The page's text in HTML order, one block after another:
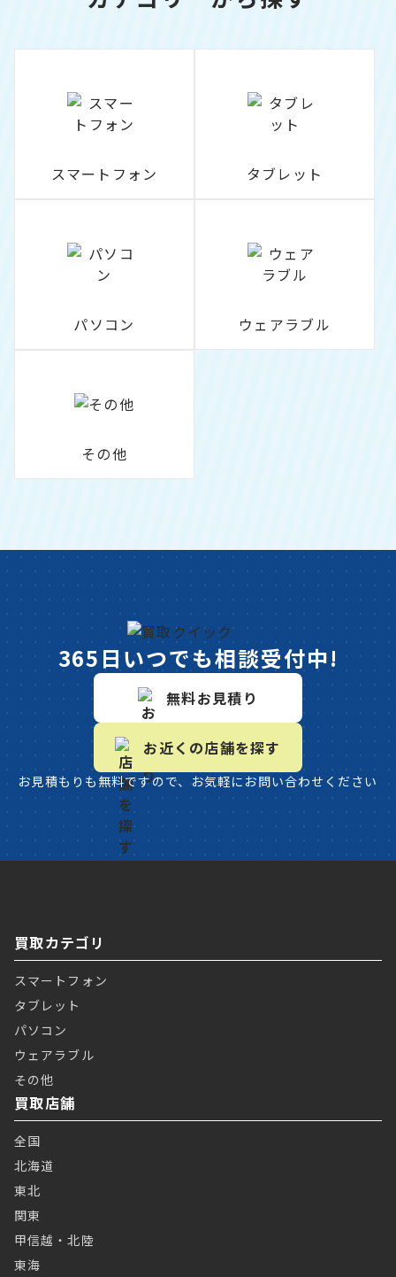
スマートフォン タブレット
パソコン ウェアラブル
その他
365日いつでも相談受付中!
無料お見積り
お近くの店舗を探す
お見積もりも無料ですので、お気軽にお問い合わせください
買取カテゴリ
スマートフォン
タブレット
パソコン
ウェアラブル
その他
買取店舗
全国
北海道
東北
関東
甲信越・北陸
東海